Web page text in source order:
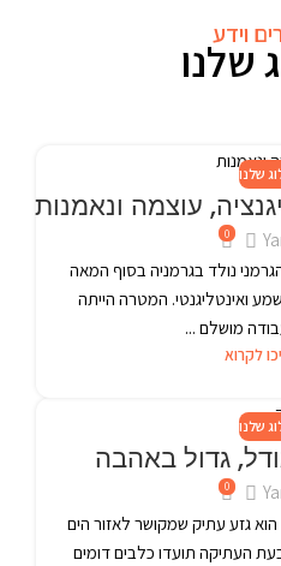
וידע
שלנו
שלנו
עוצמה ונאמנות
0
נולד בגרמניה בסוף המאה
ואינטליגנטי. המטרה הייתה
מושלם ...
לקרוא
שלנו
גדול באהבה
0
גזע עתיק שמקושר לאזור הים
העתיקה תועדו כלבים דומים